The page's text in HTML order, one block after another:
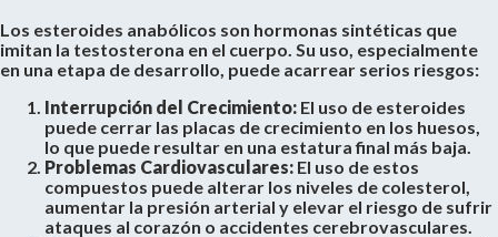
Los esteroides anabólicos son hormonas sintéticas que
imitan la testosterona en el cuerpo. Su uso, especialmente
en una etapa de desarrollo, puede acarrear serios riesgos:
Interrupción del Crecimiento: El uso de esteroides
puede cerrar las placas de crecimiento en los huesos,
lo que puede resultar en una estatura final más baja.
Problemas Cardiovasculares: El uso de estos
compuestos puede alterar los niveles de colesterol,
aumentar la presión arterial y elevar el riesgo de sufrir
ataques al corazón o accidentes cerebrovasculares.